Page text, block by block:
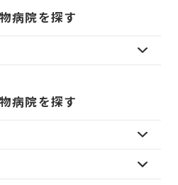
病院を探す
病院を探す